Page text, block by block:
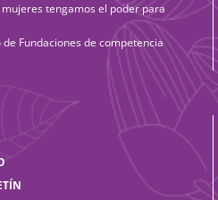
tengamos el poder para
Fundaciones de competencia